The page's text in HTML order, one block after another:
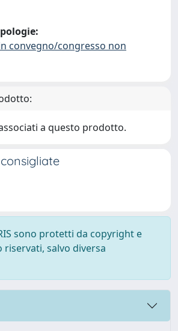
convegno/congresso non
a questo prodotto.
sono protetti da copyright e
salvo diversa